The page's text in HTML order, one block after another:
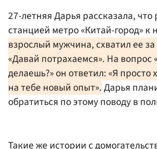
27-летняя Дарья рассказала, что
станцией метро «Китай-город» к
взрослый мужчина, схватил ее
«Давай потрахаемся». На вопрос
делаешь?» он ответил: «Я просто
на тебе новый опыт».Дарья
обратиться по этому поводу в
Такие же истории с